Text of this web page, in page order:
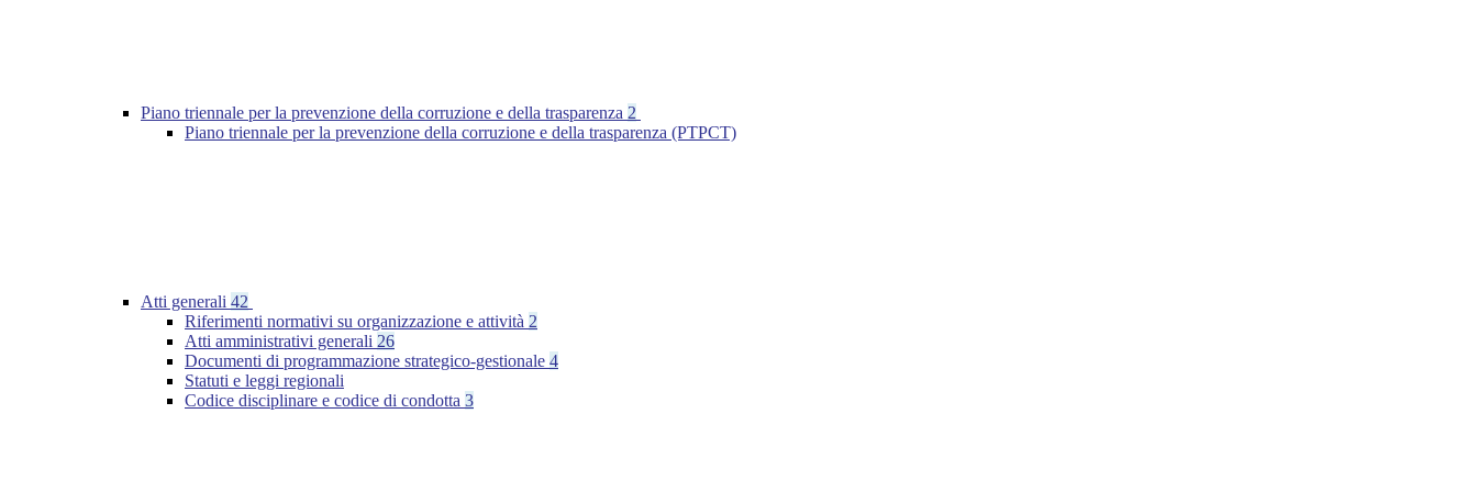
Piano triennale per la prevenzione della corruzione e della trasparenza 2
Piano triennale per la prevenzione della corruzione e della trasparenza (PTPCT)
Atti generali 42
Riferimenti normativi su organizzazione e attività 2
Atti amministrativi generali 26
Documenti di programmazione strategico-gestionale 4
Statuti e leggi regionali
Codice disciplinare e codice di condotta 3